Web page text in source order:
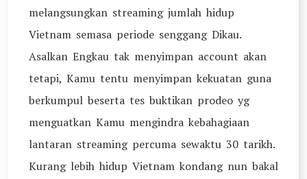
melangsungkan streaming jumlah hidup
Vietnam semasa periode senggang Dikau.
Asalkan Engkau tak menyimpan account akan
tetapi, Kamu tentu menyimpan kekuatan guna
berkumpul beserta tes buktikan prodeo yg
menguatkan Kamu mengindra kebahagiaan
lantaran streaming percuma sewaktu 30 tarikh.
Kurang lebih hidup Vietnam kondang nun bakal